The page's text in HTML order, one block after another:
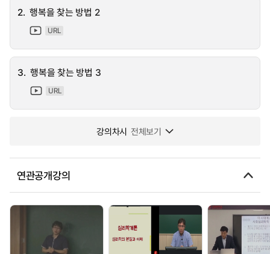
2. 행복을 찾는 방법 2
URL
3. 행복을 찾는 방법 3
URL
강의차시 전체보기
연관공개강의